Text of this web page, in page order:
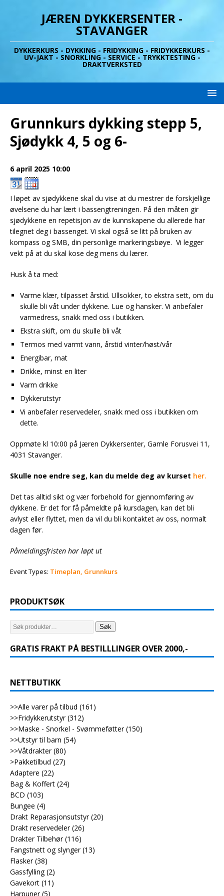
JÆREN DYKKERSENTER -
STAVANGER
DYKKERKURS - DYKKING - FRIDYKKING - FRIDYKKERKURS -
UV-JAKT - SNORKLING - SERVICE - TRYKKTESTING -
DRAKTVERKSTED
Grunnkurs dykking stepp 5,
Sjødykk 4, 5 og 6-
6 april 2025 10:00
I løpet av sjødykkene skal du vise at du mestrer de forskjellige
øvelsene du har lært i bassengtreningen. På den måten gir
sjødykkene en repetisjon av de kunnskapene du allerede har
tilegnet deg i bassenget. Vi skal også se litt på bruken av
kompass og SMB, din personlige markeringsbøye. Vi legger
vekt på at du skal kose deg mens du lærer.
Husk å ta med:
Varme klær, tilpasset årstid. Ullsokker, to ekstra sett, om du
skulle bli våt under dykkene. Lue og hansker. Vi anbefaler
varmedress, snakk med oss i butikken.
Ekstra skift, om du skulle bli våt
Termos med varmt vann, årstid vinter/høst/vår
Energibar, mat
Drikke, minst en liter
Varm drikke
Dykkerutstyr
Vi anbefaler reservedeler, snakk med oss i butikken om
dette.
Oppmøte kl 10:00 på Jæren Dykkersenter, Gamle Forusvei 11,
4031 Stavanger.
Skulle noe endre seg, kan du melde deg av kurset her.
Det tas alltid sikt og vær forbehold for gjennomføring av
dykkene. Er det for få påmeldte på kursdagen, kan det bli
avlyst eller flyttet, men da vil du bli kontaktet av oss, normalt
dagen før.
Påmeldingsfristen har løpt ut
Event Types: Timeplan, Grunnkurs
PRODUKTSØK
Søk
GRATIS FRAKT PÅ BESTILLLINGER OVER 2000,-
NETTBUTIKK
>>Alle varer på tilbud (161)
>>Fridykkerutstyr (312)
>>Maske - Snorkel - Svømmeføtter (150)
>>Utstyr til barn (54)
>>Våtdrakter (80)
>Pakketilbud (27)
Adaptere (22)
Bag & Koffert (24)
BCD (103)
Bungee (4)
Drakt Reparasjonsutstyr (20)
Drakt reservedeler (26)
Drakter Tilbehør (116)
Fangstnett og slynger (13)
Flasker (38)
Gassfylling (2)
Gavekort (11)
Harpuner (5)